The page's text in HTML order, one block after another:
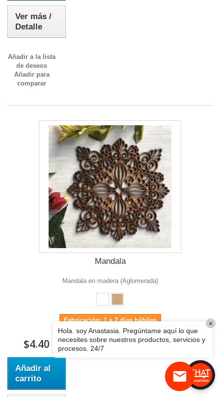
Ver más /
Detalle
Añadir a la lista
de deseos
Añadir para
comparar
Mandala
Mandala en madera (Aglomerada)
Fabricación: 1 a 2 días hábiles
$4.40
Añadir al
carrito